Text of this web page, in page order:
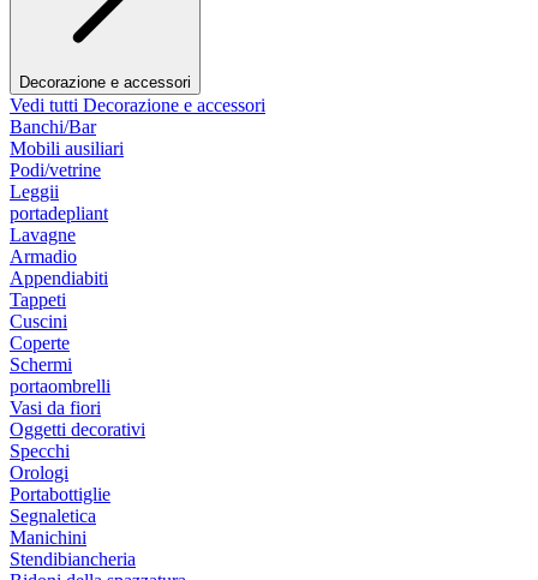
Decorazione e accessori
Vedi tutti Decorazione e accessori
Banchi/Bar
Mobili ausiliari
Podi/vetrine
Leggii
portadepliant
Lavagne
Armadio
Appendiabiti
Tappeti
Cuscini
Coperte
Schermi
portaombrelli
Vasi da fiori
Oggetti decorativi
Specchi
Orologi
Portabottiglie
Segnaletica
Manichini
Stendibiancheria